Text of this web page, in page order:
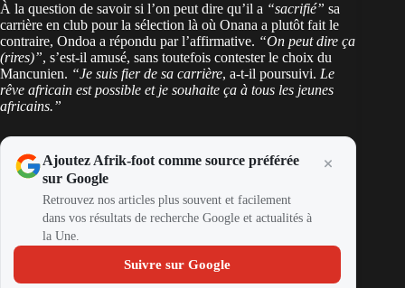
À la question de savoir si l’on peut dire qu’il a “sacrifié” sa
carrière en club pour la sélection là où Onana a plutôt fait le
contraire, Ondoa a répondu par l’affirmative. “On peut dire ça
(rires)”, s’est-il amusé, sans toutefois contester le choix du
Mancunien. “Je suis fier de sa carrière, a-t-il poursuivi. Le
rêve africain est possible et je souhaite ça à tous les jeunes
africains.”
Ajoutez Afrik-foot comme source préférée
sur Google
Retrouvez nos articles plus souvent et facilement
dans vos résultats de recherche Google et actualités à
la Une.
Suivre sur Google